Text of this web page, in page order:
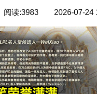
阅读:3983 2026-07-24